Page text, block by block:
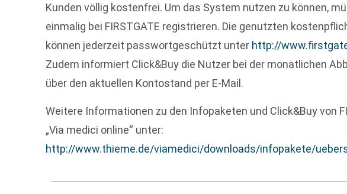
Kunden völlig kostenfrei. Um das System nutzen zu können,
einmalig bei FIRSTGATE registrieren. Die genutzten
können jederzeit passwortgeschützt unter http://
Zudem informiert Click&Buy die Nutzer bei der monatlichen
über den aktuellen Kontostand per E-Mail.
Weitere Informationen zu den Infopaketen und Click&Buy von
„Via medici online“ unter:
http://www.thieme.de/viamedici/downloads/infopakete/